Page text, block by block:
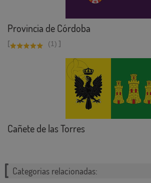
Provincia de Córdoba
[ (1) ]
Cañete de las Torres
Categorias relacionadas: